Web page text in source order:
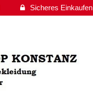
Sicheres Einkaufen